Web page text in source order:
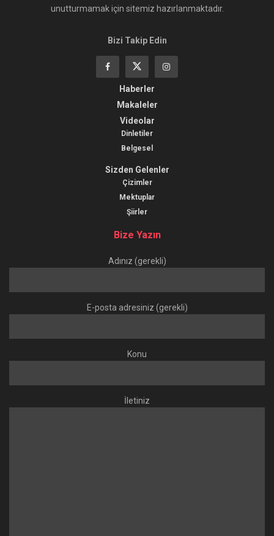
unutturmamak için sitemiz hazırlanmaktadır.
Bizi Takip Edin
Haberler
Makaleler
Videolar
Dinletiler
Belgesel
Sizden Gelenler
Çizimler
Mektuplar
Şiirler
Bize Yazın
Adınız (gerekli)
E-posta adresiniz (gerekli)
Konu
İletiniz